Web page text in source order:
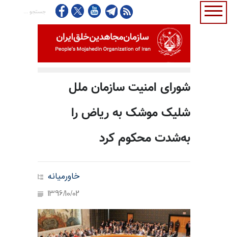
شورای امنیت سازمان ملل
شلیک موشک به ریاض را
به‌شدت محکوم کرد
خاورمیانه
1396/10/02